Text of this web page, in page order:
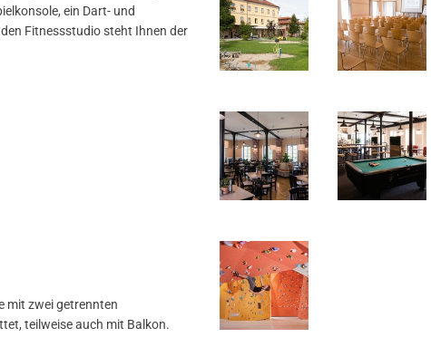
ein Dart- und
Fitnessstudio steht Ihnen der
mit zwei getrennten
teilweise auch mit Balkon.